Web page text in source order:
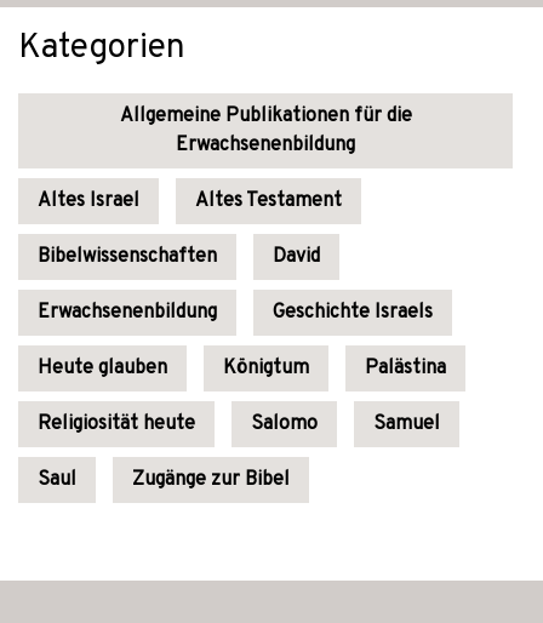
Kategorien
Allgemeine Publikationen für die
Erwachsenenbildung
Altes Israel Altes Testament
Bibelwissenschaften David
Erwachsenenbildung Geschichte Israels
Heute glauben Königtum Palästina
Religiosität heute Salomo Samuel
Saul Zugänge zur Bibel